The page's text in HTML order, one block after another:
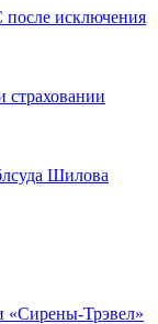
после исключения
страховании
Шилова
«Сирены-Трэвел»